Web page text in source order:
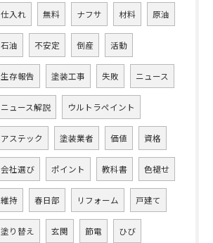
仕入れ 無料 ナフサ 材料 原油
石油 不安定 倒産 活動
生存報告 塗装工事 失敗 ニュース
ニュース解説 ウルトラペイント
アステック 塗装業者 価値 資格
会社選び ポイント 教科書 色褪せ
維持 春日部 リフォーム 戸建て
塗り替え 玄関 節電 ひび